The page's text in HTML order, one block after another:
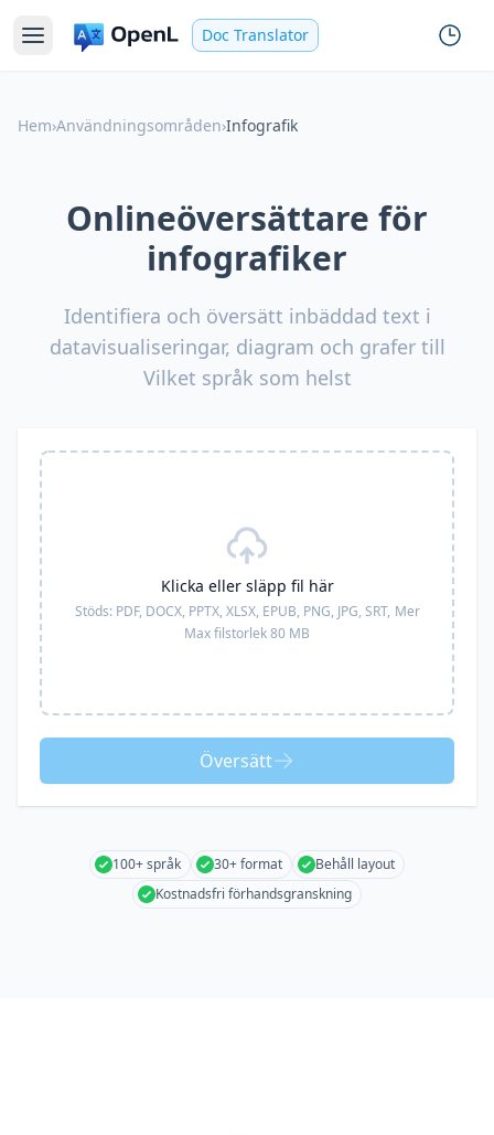
Doc Translator
Hem›Användningsområden›Infografik
Onlineöversättare för
infografiker
Identifiera och översätt inbäddad text i
datavisualiseringar, diagram och grafer till
Vilket språk som helst
Klicka eller släpp fil här
Stöds: PDF, DOCX, PPTX, XLSX, EPUB, PNG, JPG, SRT, Mer
Max filstorlek 80 MB
Översätt
100+ språk 30+ format
Behåll layout
Kostnadsfri förhandsgranskning